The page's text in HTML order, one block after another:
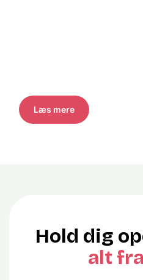
Læs mere
Hold dig
alt